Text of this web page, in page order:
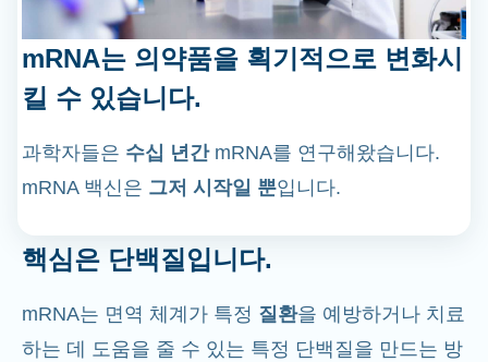
mRNA는 의약품을 획기적으로 변화시
킬 수 있습니다.
과학자들은 수십 년간 mRNA를 연구해왔습니다.
mRNA 백신은 그저 시작일 뿐입니다.
핵심은 단백질입니다.
mRNA는 면역 체계가 특정 질환을 예방하거나 치료
하는 데 도움을 줄 수 있는 특정 단백질을 만드는 방